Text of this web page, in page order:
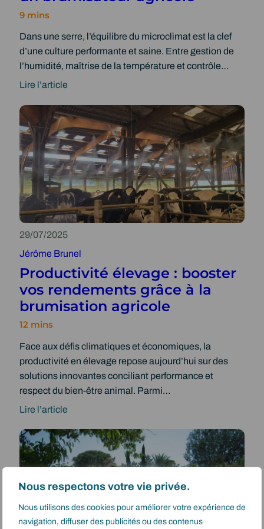
Nous respectons votre vie privée.
Nous utilisons des cookies pour améliorer votre expérience de
navigation, diffuser des publicités ou des contenus
n
e
n
t
s
b
â
t
i
m
e
n
g
r
i
l
e
s
a
c
l
a
b
u
a
m
é
o
r
e
r
l
e
b
i
ê
t
r
r
â
c
e
a
b
r
u
i
Dans une serre, l’équilibre du microclimat est la clef
d’une culture performante et saine. Entre gestion de
l’humidité, maîtrise de la température et contrôle…
Lire l’article
M
i
c
r
o
c
l
i
s
e
r
:
c
r
é
u
n
e
n
i
29/07/2025
Jérôme Brunel
Productivité élevage : booster
vos rendements grâce à la
brumisation agricole
Face aux défis climatiques et économiques, la
productivité en élevage repose aujourd’hui sur des
solutions innovantes conciliant performance et
respect du bien-être animal. Parmi…
Lire l’article
P
r
o
d
c
t